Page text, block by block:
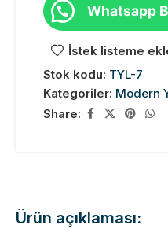
Whatsapp
İstek listeme
Stok kodu: TYL-7
Kategoriler: Modern
Share:
Ürün açıklaması: